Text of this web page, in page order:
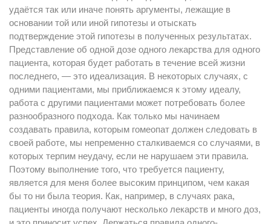
удаётся так или иначе понять аргументы, лежащие в
основании той или иной гипотезы и отыскать
подтверждение этой гипотезы в полученных результатах.
Представление об одной дозе одного лекарства для одного
пациента, которая будет работать в течение всей жизни
последнего, — это идеализация. В некоторых случаях, с
одними пациентами, мы приближаемся к этому идеалу,
работа с другими пациентами может потребовать более
разнообразного подхода. Как только мы начинаем
создавать правила, которым гомеопат должен следовать в
своей работе, мы непременно сталкиваемся со случаями, в
которых терпим неудачу, если не нарушаем эти правила.
Поэтому выполнение того, что требуется пациенту,
является для меня более высоким принципом, чем какая
бы то ни была теория. Как, например, в случаях рака,
пациенты иногда получают несколько лекарств и много доз,